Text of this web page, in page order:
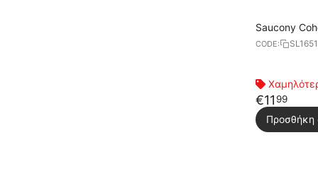
Saucony
CODE:
€11 99
Προσθήκη